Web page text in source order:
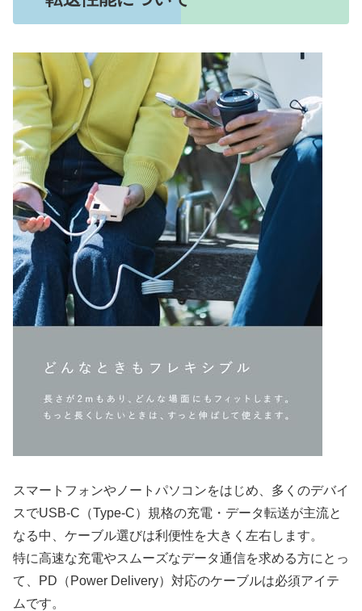
スマートフォンやノートパソコンをはじめ、多くのデバイ
スでUSB-C（Type-C）規格の充電・データ転送が主流と
なる中、ケーブル選びは利便性を大きく左右します。
特に高速な充電やスムーズなデータ通信を求める方にとっ
て、PD（Power Delivery）対応のケーブルは必須アイテ
ムです。